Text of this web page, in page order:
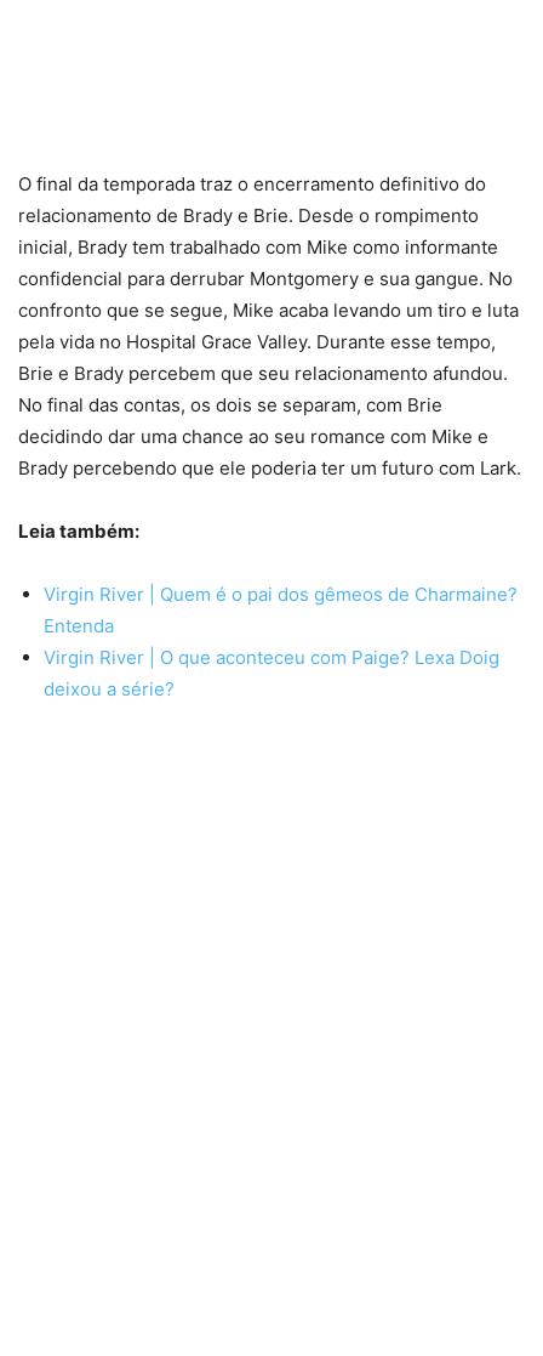
O final da temporada traz o encerramento definitivo do
relacionamento de Brady e Brie. Desde o rompimento
inicial, Brady tem trabalhado com Mike como informante
confidencial para derrubar Montgomery e sua gangue. No
confronto que se segue, Mike acaba levando um tiro e luta
pela vida no Hospital Grace Valley. Durante esse tempo,
Brie e Brady percebem que seu relacionamento afundou.
No final das contas, os dois se separam, com Brie
decidindo dar uma chance ao seu romance com Mike e
Brady percebendo que ele poderia ter um futuro com Lark.
Leia também:
Virgin River | Quem é o pai dos gêmeos de Charmaine?
Entenda
Virgin River | O que aconteceu com Paige? Lexa Doig
deixou a série?